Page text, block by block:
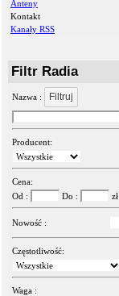
Anteny
Kontakt
Kanały RSS
Filtr Radia
Nazwa : Filtruj
Producent:
Cena:
Od :
Do : zł
Nowość :
Częstotliwość:
Waga :